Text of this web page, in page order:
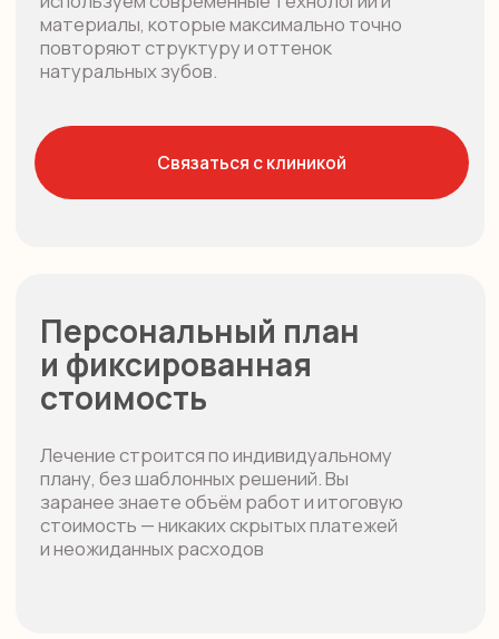
Комфорт и безопасность
на каждом этапе
Опытные врачи
и прогнозируемый
результат
сложности — от одиночных реставраций до
комплексного протезирования.
Наша цель — создать гармоничную,
естественную улыбку, которая будет
радовать вас долгие годы
лечения, подробно объясняя каждый шаг.
Современные технологии, аккуратная
работа и внимательное отношение
позволяют сделать процесс
протезирования спокойным и комфортным.